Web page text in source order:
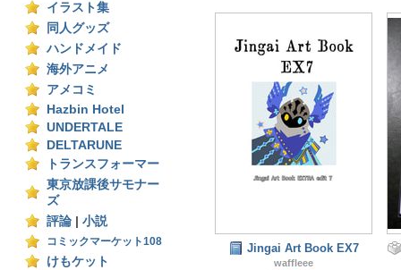
イラスト集
同人グッズ
ハンドメイド
海外アニメ
アメコミ
Hazbin Hotel
UNDERTALE
DELTARUNE
トランスフォーマー
東京放課後サモナー
ズ
評論
小説
コミックマーケット108
けもケット
Jingai Art Book EX7
waffleee